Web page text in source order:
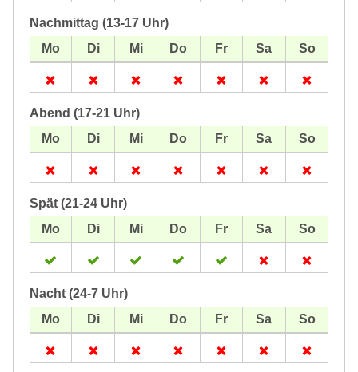
Nachmittag (13-17 Uhr)
Abend (17-21 Uhr)
Spät (21-24 Uhr)
Nacht (24-7 Uhr)